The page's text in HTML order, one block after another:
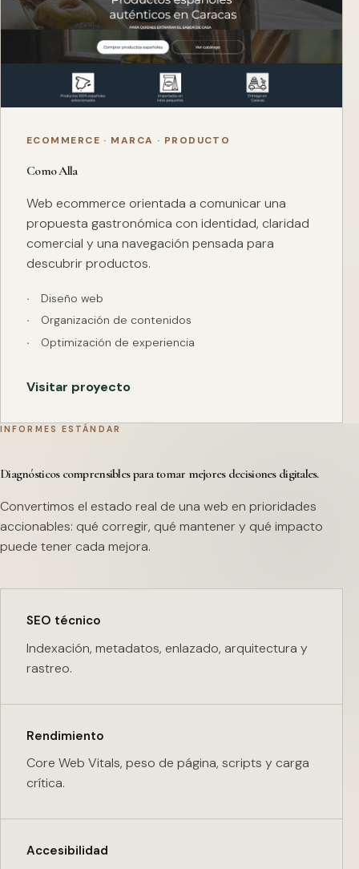
ECOMMERCE · MARCA · PRODUCTO
Como Alla
Web ecommerce orientada a comunicar una
propuesta gastronómica con identidad, claridad
comercial y una navegación pensada para
descubrir productos.
Diseño web
Organización de contenidos
Optimización de experiencia
Visitar proyecto
INFORMES ESTÁNDAR
Diagnósticos comprensibles para tomar mejores decisiones digitales.
Convertimos el estado real de una web en prioridades
accionables: qué corregir, qué mantener y qué impacto
puede tener cada mejora.
SEO técnico
Indexación, metadatos, enlazado, arquitectura y
rastreo.
Rendimiento
Core Web Vitals, peso de página, scripts y carga
crítica.
Accesibilidad